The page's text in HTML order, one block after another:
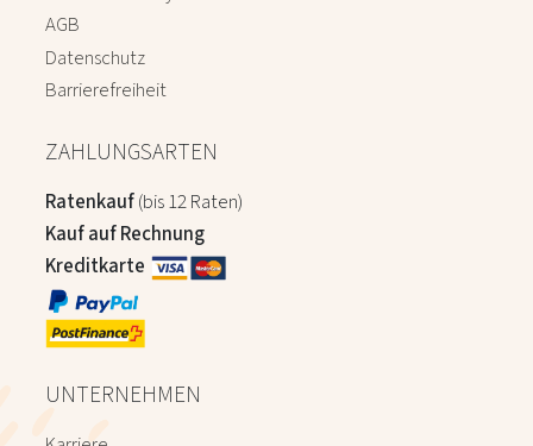
AGB
Datenschutz
Barrierefreiheit
ZAHLUNGSARTEN
Ratenkauf(bis 12 Raten)
Kauf auf Rechnung
Kreditkarte
UNTERNEHMEN